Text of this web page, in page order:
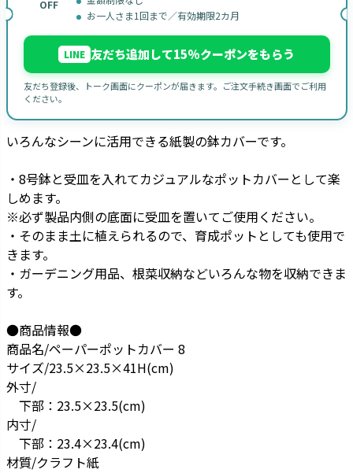
OFF
お一人さま1回まで／有効期限2カ月
LINE 友だち追加して15%クーポンをもらう
友だち登録後、トーク画面にクーポンが届きます。ご注文手続き画面でご利用
ください。
いろんなシーンに活用できる紙製の鉢カバーです。
・8号鉢と受皿を入れてカジュアルなポットカバーとして楽
しめます。
※必ず製品内側の底面に受皿を置いてご使用ください。
・そのまま土に植えられるので、育成ポットとしても使用で
きます。
・ガーデニング用品、根菜収納などいろんな物を収納できま
す。
●商品情報●
商品名/ペーパーポットカバー 8
サイズ/23.5×23.5×41H(cm)
外寸/
下部：23.5×23.5(cm)
内寸/
下部：23.4×23.4(cm)
材質/クラフト紙